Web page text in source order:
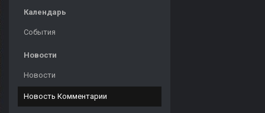
Календарь
События
Новости
Новости
Новость Комментарии